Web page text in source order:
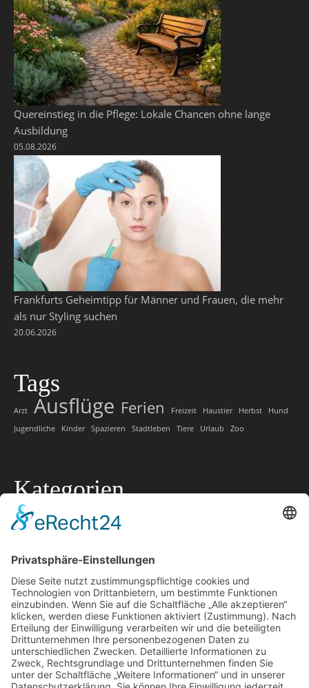
Quereinstieg in die Pflege: Lokale Chancen ohne lange
Ausbildung
05.08.2026
Frankfurts Geheimtipp für Männer und Frauen, die mehr
als nur Styling suchen
20.06.2026
Tags
Arzt Ausflüge Ferien Freizeit Haustier Herbst
Hund
Jugendliche
Kinder Spazieren Stadtleben Tiere Urlaub Zoo
Kategorien
Allgemein
Lokale Tipps
Marketing
Offtopic
Technik